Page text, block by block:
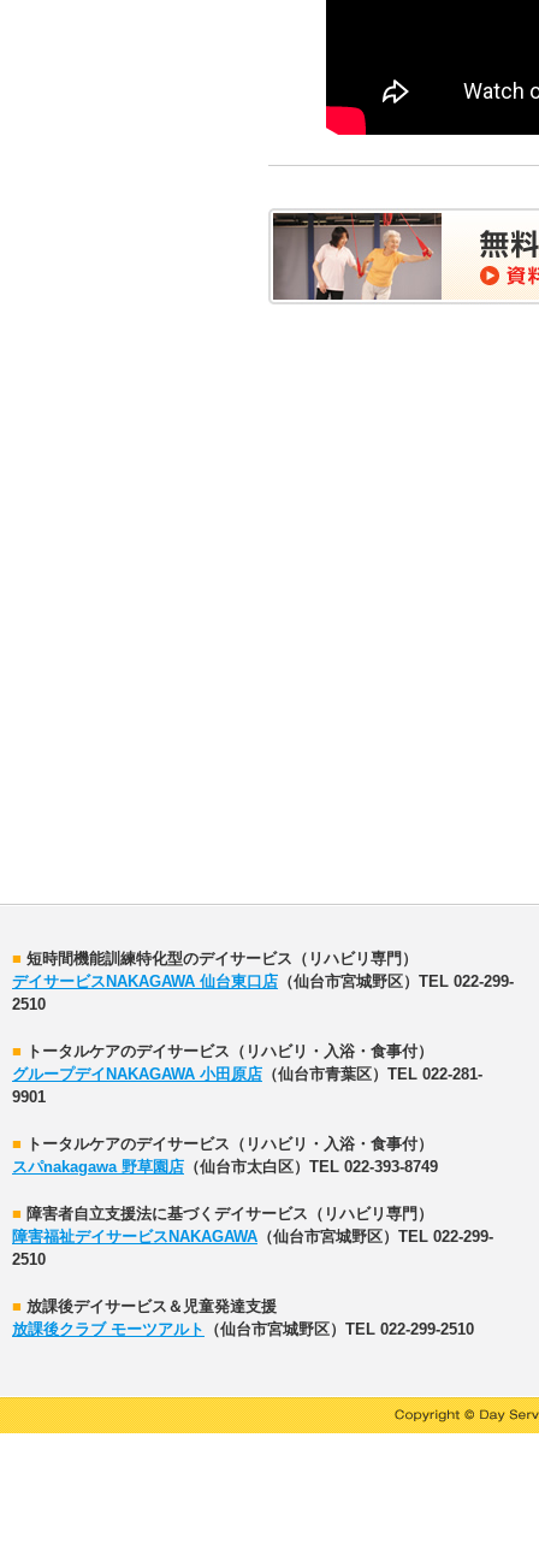
■ 短時間機能訓練特化型のデイサービス（リハビリ専門）
デイサービスNAKAGAWA 仙台東口店 （仙台市宮城野区）TEL 022-299-
2510
■ トータルケアのデイサービス（リハビリ・入浴・食事付）
グループデイNAKAGAWA 小田原店 （仙台市青葉区）TEL 022-281-
9901
■ トータルケアのデイサービス（リハビリ・入浴・食事付）
スパnakagawa 野草園店 （仙台市太白区）TEL 022-393-8749
■ 障害者自立支援法に基づくデイサービス（リハビリ専門）
障害福祉デイサービスNAKAGAWA （仙台市宮城野区）TEL 022-299-
2510
■ 放課後デイサービス＆児童発達支援
放課後クラブ モーツアルト
（仙台市宮城野区）TEL 022-299-2510